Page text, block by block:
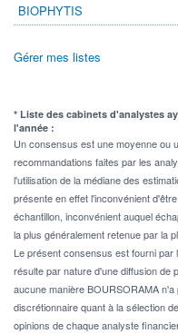
BIOPHYTIS
Gérer mes listes
* Liste des cabinets d'analystes
l'année :
Un consensus est une moyenne ou
recommandations faites par les
l'utilisation de la médiane des
présente en effet l'inconvénient
échantillon, inconvénient auquel
la plus généralement retenue par la
Le présent consensus est fourni
résulte par nature d'une diffusion de
aucune manière BOURSORAMA
discrétionnaire quant à la sélection
opinions de chaque analyste